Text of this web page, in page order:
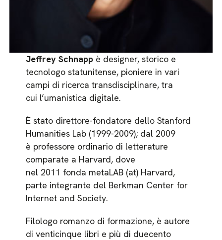
Jeffrey Schnappè designer, storico e
tecnologo statunitense, pioniere in vari
campi di ricerca transdisciplinare, tra
cui l’umanistica digitale.
È stato direttore-fondatore dello Stanford
Humanities Lab (1999-2009); dal 2009
è professore ordinario di letterature
comparate a Harvard, dove
nel 2011 fonda metaLAB (at) Harvard,
parte integrante del Berkman Center for
Internet and Society.
Filologo romanzo di formazione, è autore
di venticinque libri e più di duecento